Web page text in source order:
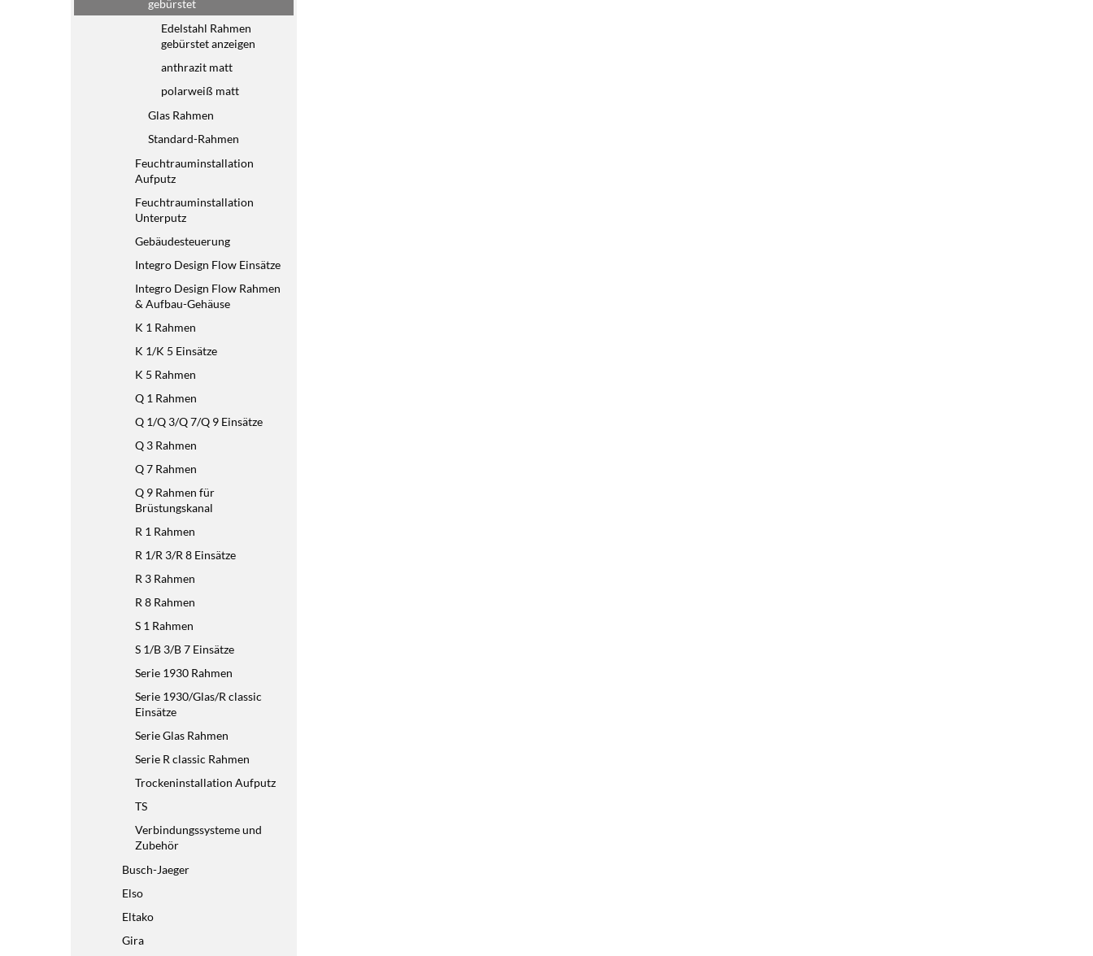
gebürstet
Edelstahl Rahmen
gebürstet anzeigen
anthrazit matt
polarweiß matt
Glas Rahmen
Standard-Rahmen
Feuchtrauminstallation
Aufputz
Feuchtrauminstallation
Unterputz
Gebäudesteuerung
Integro Design Flow Einsätze
Integro Design Flow Rahmen
& Aufbau-Gehäuse
K 1 Rahmen
K 1/K 5 Einsätze
K 5 Rahmen
Q 1 Rahmen
Q 1/Q 3/Q 7/Q 9 Einsätze
Q 3 Rahmen
Q 7 Rahmen
Q 9 Rahmen für
Brüstungskanal
R 1 Rahmen
R 1/R 3/R 8 Einsätze
R 3 Rahmen
R 8 Rahmen
S 1 Rahmen
S 1/B 3/B 7 Einsätze
Serie 1930 Rahmen
Serie 1930/Glas/R classic
Einsätze
Serie Glas Rahmen
Serie R classic Rahmen
Trockeninstallation Aufputz
TS
Verbindungssysteme und
Zubehör
Busch-Jaeger
Elso
Eltako
Gira